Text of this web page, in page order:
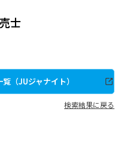
士
（JUジャナイト）
検索結果に戻る